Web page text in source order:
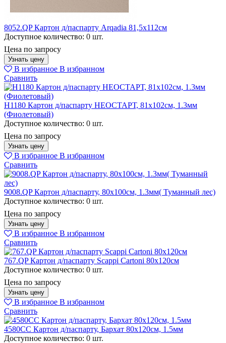
8052.QP Картон д/паспарту Arqadia 81,5х112см
Доступное количество: 0 шт.
Цена по запросу
Узнать цену
В избранное В избранном
Сравнить
H1180 Картон д/паспарту НЕОСТАРТ, 81x102см, 1.3мм
(Фиолетовый)
Доступное количество: 0 шт.
Цена по запросу
Узнать цену
В избранное В избранном
Сравнить
9008.QP Картон д/паспарту, 80x100см, 1.3мм( Туманный лес)
Доступное количество: 0 шт.
Цена по запросу
Узнать цену
В избранное В избранном
Сравнить
767.QP Картон д/паспарту Scappi Cartoni 80х120см
Доступное количество: 0 шт.
Цена по запросу
Узнать цену
В избранное В избранном
Сравнить
4580CC Картон д/паспарту, Бархат 80x120см, 1.5мм
Доступное количество: 0 шт.